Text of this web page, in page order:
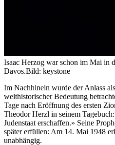
Isaac Herzog war schon im Mai in
Davos.Bild: keystone
Im Nachhinein wurde der Anlass
welthistorischer Bedeutung
Tage nach Eröffnung des ersten
Theodor Herzl in seinem
Judenstaat erschaffen.» Seine
später erfüllen: Am 14. Mai 1948
unabhängig.